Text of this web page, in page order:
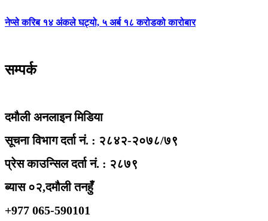
नेप्से करिब १४ अंकले घट्यो, ५ अर्ब १८ करोडको कारोबार
सम्पर्क
दमौली अनलाइन मिडिया
सूचना विभाग दर्ता नं. : २८४२-२०७८/७९
प्रेस काउन्सिल दर्ता नं. : २८७९
ब्यास ०२,दमौली तनहुँ
+977 065-590101